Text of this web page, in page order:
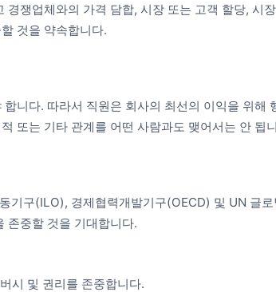
쟁업체와의 가격 담합, 시장 또는 고객 할당, 시
것을 약속합니다.
니다. 따라서 직원은 회사의 최선의 이익을 위해
또는 기타 관계를 어떤 사람과도 맺어서는 안 됩
기구(ILO), 경제협력개발기구(OECD) 및 UN 글로
존중할 것을 기대합니다.
시 및 권리를 존중합니다.